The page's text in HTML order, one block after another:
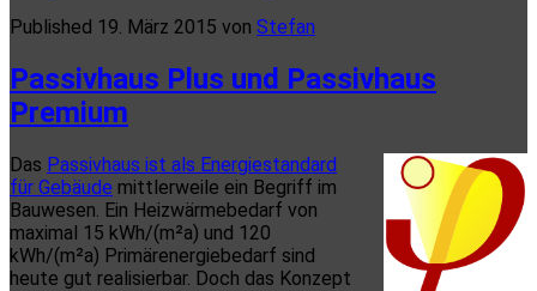
Published 19. März 2015 von Stefan
Passivhaus Plus und Passivhaus
Premium
Das Passivhaus ist als Energiestandard
für Gebäude mittlerweile ein Begriff im
Bauwesen. Ein Heizwärmebedarf von
maximal 15 kWh/(m²a) und 120
kWh/(m²a) Primärenergiebedarf sind
heute gut realisierbar. Doch das Konzept